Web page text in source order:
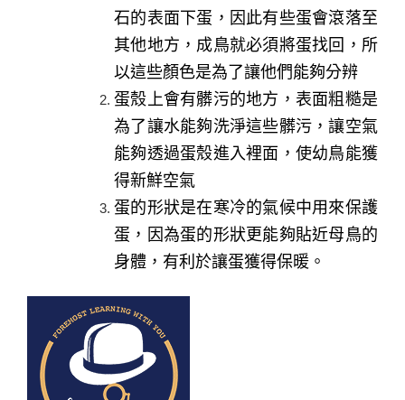
石的表面下蛋，因此有些蛋會滾落至
其他地方，成鳥就必須將蛋找回，所
以這些顏色是為了讓他們能夠分辨
蛋殼上會有髒污的地方，表面粗糙是
為了讓水能夠洗淨這些髒污，讓空氣
能夠透過蛋殼進入裡面，使幼鳥能獲
得新鮮空氣
蛋的形狀是在寒冷的氣候中用來保護
蛋，因為蛋的形狀更能夠貼近母鳥的
身體，有利於讓蛋獲得保暖。